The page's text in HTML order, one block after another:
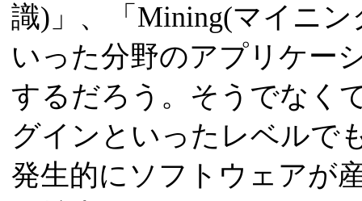
識)」、「Mining(マイニン
いった分野のアプリケー
するだろう。そうでなく
グインといったレベルで
発生的にソフトウェアが